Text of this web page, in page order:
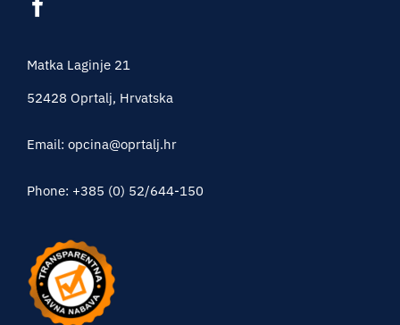
Matka Laginje 21
52428 Oprtalj, Hrvatska
Email: opcina@oprtalj.hr
Phone: +385 (0) 52/644-150